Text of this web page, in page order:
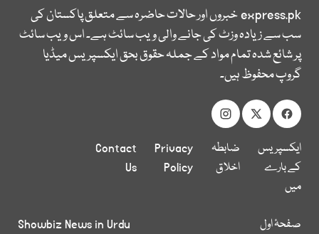
express.pkخبروں اور حالات حاضرہ سے متعلق پاکستان کی
سب سے زیادہ وزٹ کی جانے والی ویب سائٹ ہے۔ اس ویب سائٹ
پر شائع شدہ تمام مواد کے جملہ حقوق بحق ایکسپریس میڈیا
گروپ محفوظ ہیں۔
ایکسپریس
کے بارے
میں
ضابطہ
اخلاق
Privacy
Policy
Contact
Us
صفحۂ اول
Showbiz News in Urdu